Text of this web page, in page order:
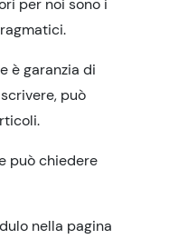
per noi sono i
è garanzia di
può
può chiedere
nella pagina